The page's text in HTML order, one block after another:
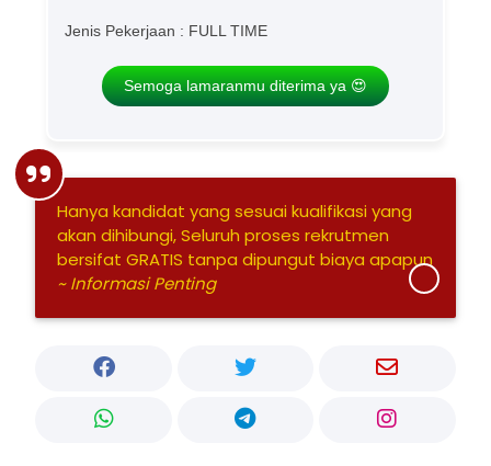
Jenis Pekerjaan : FULL TIME
Semoga lamaranmu diterima ya 😍
Hanya kandidat yang sesuai kualifikasi yang
akan dihibungi, Seluruh proses rekrutmen
bersifat GRATIS tanpa dipungut biaya apapun
~ Informasi Penting